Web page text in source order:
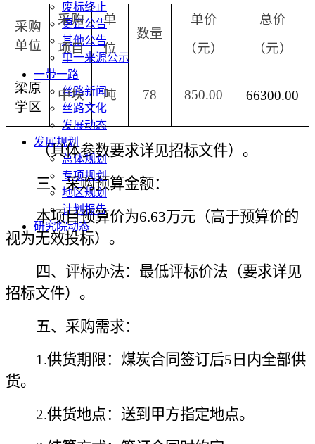
废标终止
更正公告
其他公告
单一来源公示
一带一路
丝路新闻
丝路文化
发展动态
发展规划
总体规划
专项规划
地区规划
计划报告
研究院动态
采购
单位
采购
项目
单
位
数量
单价
（元）
总价
（元）
梁原
学区
中块 吨 78 850.00 66300.00
（具体参数要求详见招标文件）。
三、采购预算金额：
本项目预算价为6.63万元（高于预算价的
视为无效投标）。
四、评标办法： 最低评标价法（要求详见
招标文件）。
五、采购需求：
1.供货期限：煤炭合同签订后5日内全部供
货。
2.供货地点：送到甲方指定地点。